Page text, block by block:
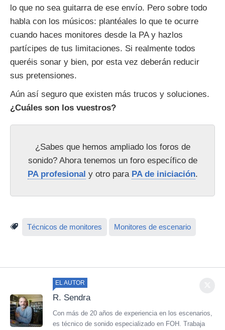
lo que no sea guitarra de ese envío. Pero sobre todo
habla con los músicos: plantéales lo que te ocurre
cuando haces monitores desde la PA y hazlos
partícipes de tus limitaciones. Si realmente todos
queréis sonar y bien, por esta vez deberán reducir
sus pretensiones.
Aún así seguro que existen más trucos y soluciones.
¿Cuáles son los vuestros?
¿Sabes que hemos ampliado los foros de
sonido? Ahora tenemos un foro específico de
PA profesional y otro para PA de iniciación.
Técnicos de monitores Monitores de escenario
EL AUTOR
R. Sendra
Con más de 20 años de experiencia en los escenarios,
es técnico de sonido especializado en FOH. Trabaja